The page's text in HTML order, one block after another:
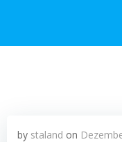
by staland on